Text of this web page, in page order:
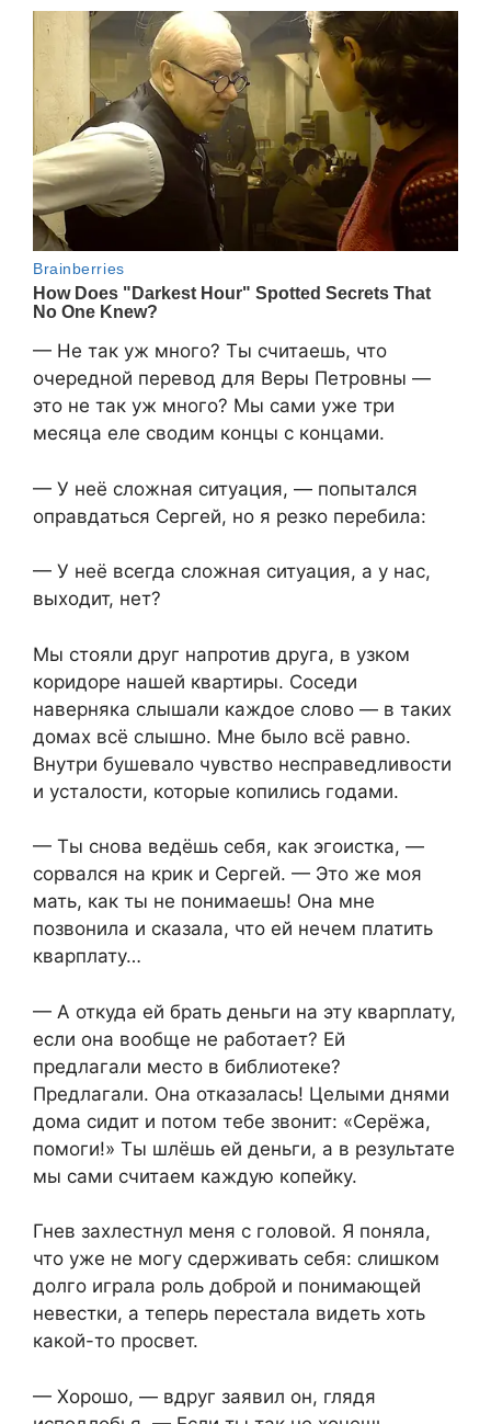
— Не так уж много? Ты считаешь, что
очередной перевод для Веры Петровны —
это не так уж много? Мы сами уже три
месяца еле сводим концы с концами.
— У неё сложная ситуация, — попытался
оправдаться Сергей, но я резко перебила:
— У неё всегда сложная ситуация, а у нас,
выходит, нет?
Мы стояли друг напротив друга, в узком
коридоре нашей квартиры. Соседи
наверняка слышали каждое слово — в таких
домах всё слышно. Мне было всё равно.
Внутри бушевало чувство несправедливости
и усталости, которые копились годами.
— Ты снова ведёшь себя, как эгоистка, —
сорвался на крик и Сергей. — Это же моя
мать, как ты не понимаешь! Она мне
позвонила и сказала, что ей нечем платить
кварплату…
— А откуда ей брать деньги на эту кварплату,
если она вообще не работает? Ей
предлагали место в библиотеке?
Предлагали. Она отказалась! Целыми днями
дома сидит и потом тебе звонит: «Серёжа,
помоги!» Ты шлёшь ей деньги, а в результате
мы сами считаем каждую копейку.
Гнев захлестнул меня с головой. Я поняла,
что уже не могу сдерживать себя: слишком
долго играла роль доброй и понимающей
невестки, а теперь перестала видеть хоть
какой-то просвет.
— Хорошо, — вдруг заявил он, глядя